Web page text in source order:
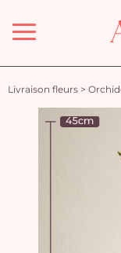
Menu
Livraison fleurs >